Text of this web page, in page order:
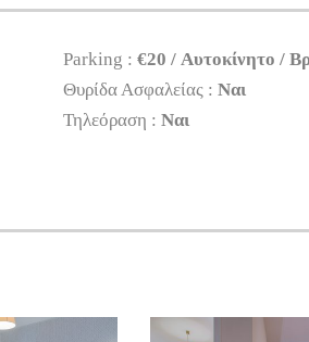
Parking :€20 / Αυτοκίνητο /
Θυρίδα Ασφαλείας :Ναι
Τηλεόραση :Ναι